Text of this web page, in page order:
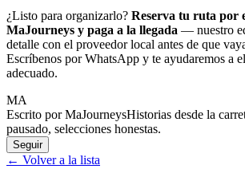
¿Listo para organizarlo? Reserva tu ruta por
MaJourneys y paga a la llegada — nuestro
detalle con el proveedor local antes de que
Escríbenos por WhatsApp y te ayudaremos a
adecuado.
MA
Escrito por MaJourneysHistorias desde la
pausado, selecciones honestas.
Seguir
← Volver a la lista